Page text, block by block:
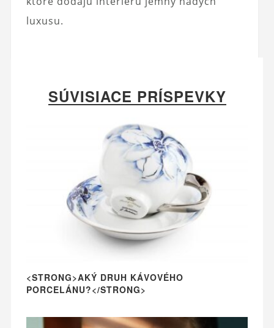
luxusu.
SÚVISIACE PRÍSPEVKY
<STRONG>AKÝ DRUH KÁVOVÉHO
PORCELÁNU?</STRONG>